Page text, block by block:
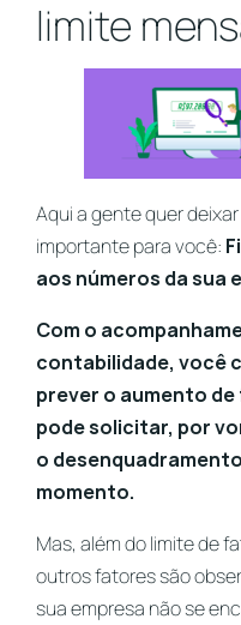
limite
Aqui a gente quer
importante para você:
aos números da sua
Com o
contabilidade, você
prever o aumento
pode solicitar, por
o
momento.
Mas, além do limite de
outros fatores são
sua empresa não se